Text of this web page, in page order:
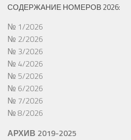
СОДЕРЖАНИЕ НОМЕРОВ 2026:
№ 1/2026
№ 2/2026
№ 3/2026
№ 4/2026
№ 5/2026
№ 6/2026
№ 7/2026
№ 8/2026
АРХИВ 2019-2025